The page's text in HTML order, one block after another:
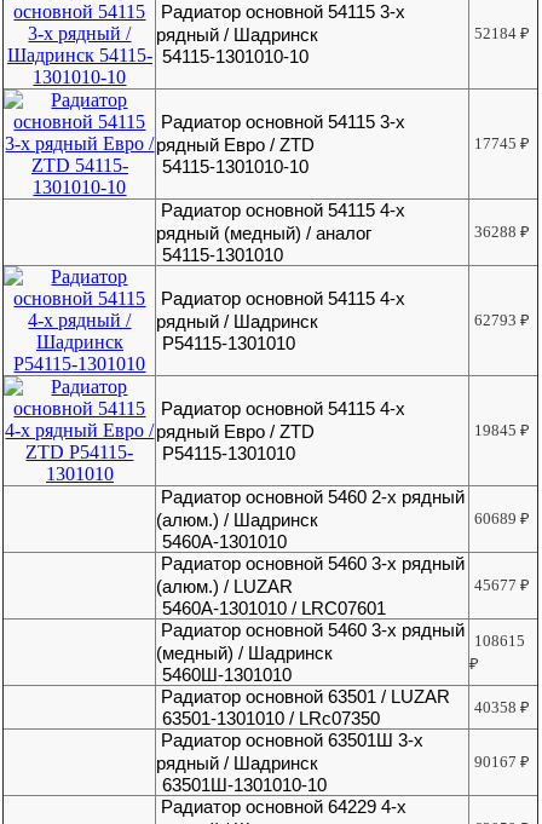
Радиатор основной 54115 3-х
рядный / Шадринск
54115-1301010-10
52184₽
Радиатор основной 54115 3-х
рядный Евро / ZTD
54115-1301010-10
17745₽
Радиатор основной 54115 4-х
рядный (медный) / аналог
54115-1301010
36288₽
Радиатор основной 54115 4-х
рядный / Шадринск
Р54115-1301010
62793₽
Радиатор основной 54115 4-х
рядный Евро / ZTD
Р54115-1301010
19845₽
Радиатор основной 5460 2-х рядный
(алюм.) / Шадринск
5460А-1301010
60689₽
Радиатор основной 5460 3-х рядный
(алюм.) / LUZAR
5460А-1301010 / LRС07601
45677₽
Радиатор основной 5460 3-х рядный
(медный) / Шадринск
5460Ш-1301010
108615
₽
Радиатор основной 63501 / LUZAR
63501-1301010 / LRc07350
40358₽
Радиатор основной 63501Ш 3-х
рядный / Шадринск
63501Ш-1301010-10
90167₽
Радиатор основной 64229 4-х